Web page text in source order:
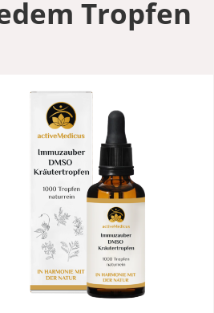
Tropfen